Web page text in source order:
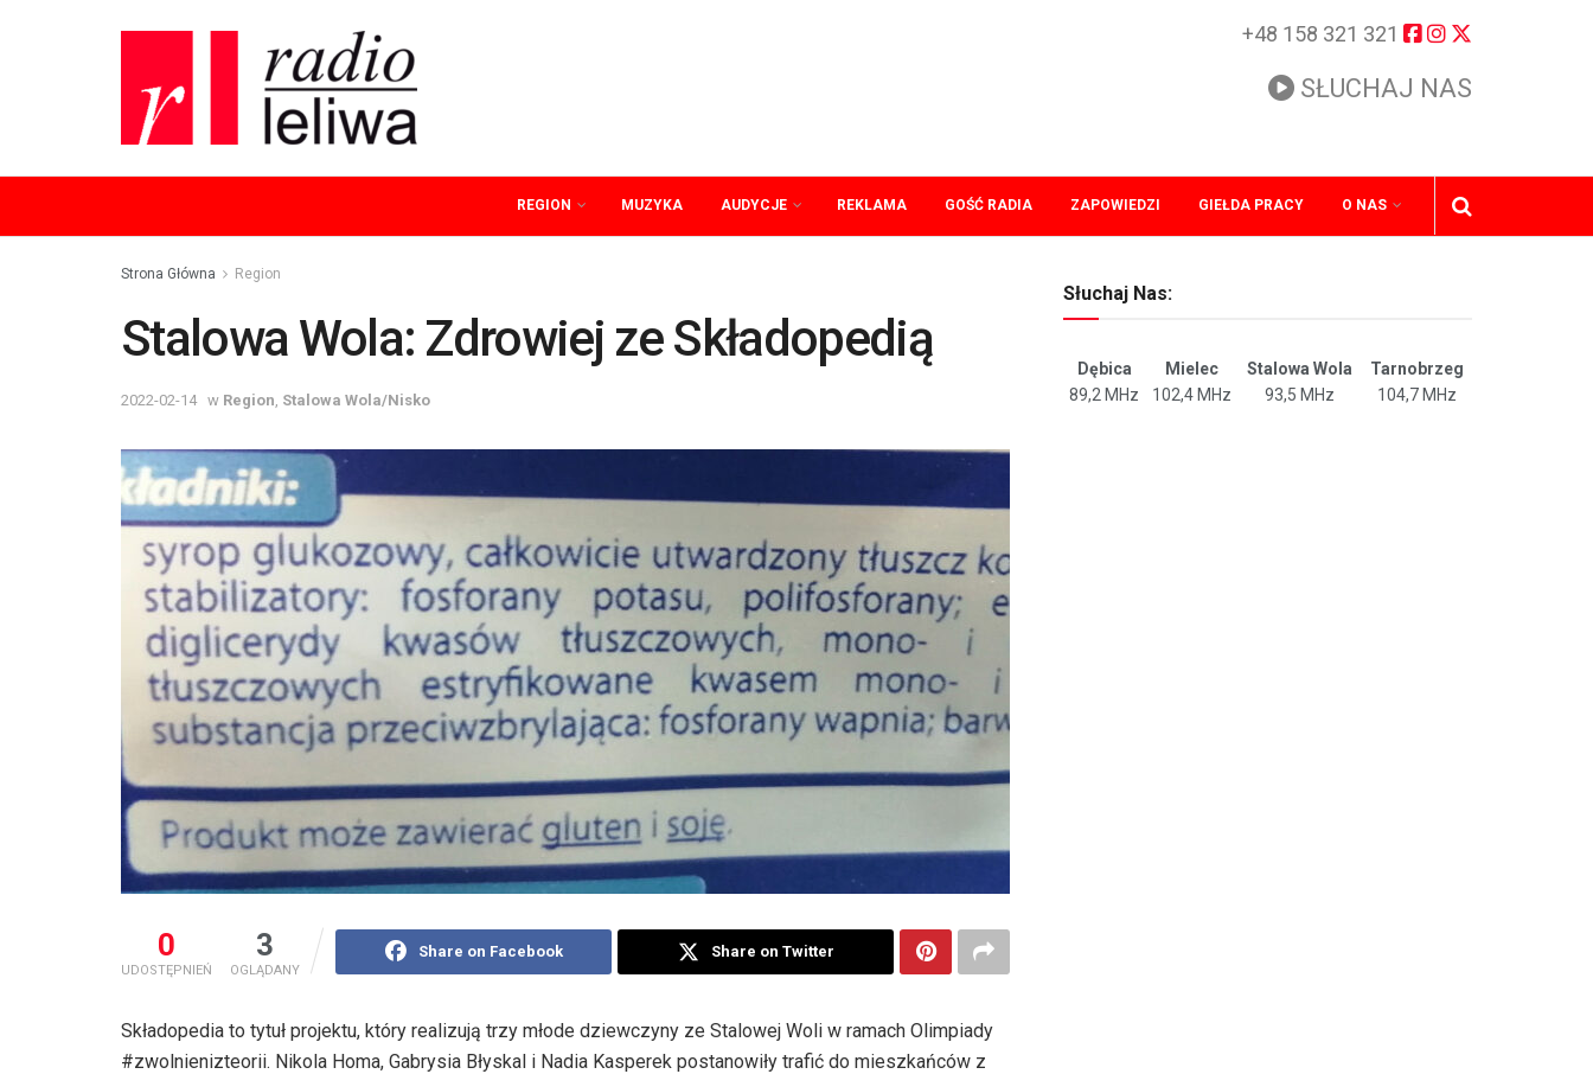
+48 158 321 321
SŁUCHAJ NAS
REGION MUZYKA AUDYCJE REKLAMA GOŚĆ RADIA ZAPOWIEDZI GIEŁDA PRACY O NAS
Strona Główna Region
Stalowa Wola: Zdrowiej ze Składopedią
2022-02-14 w Region Stalowa Wola/Nisko
0
UDOSTĘPNIEŃ
3
OGLĄDANY
Share on Facebook Share on Twitter
Składopedia to tytuł projektu, który realizują trzy młode dziewczyny ze Stalowej Woli w ramach Olimpiady
#zwolnienizteorii. Nikola Homa, Gabrysia Błyskal i Nadia Kasperek postanowiły trafić do mieszkańców z
Słuchaj Nas:
Dębica Mielec Stalowa Wola
Tarnobrzeg
89,2 MHz
102,4 MHz 93,5 MHz 104,7 MHz